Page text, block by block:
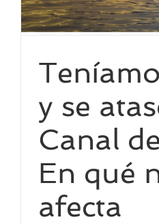
y se
Canal
En qué
afecta